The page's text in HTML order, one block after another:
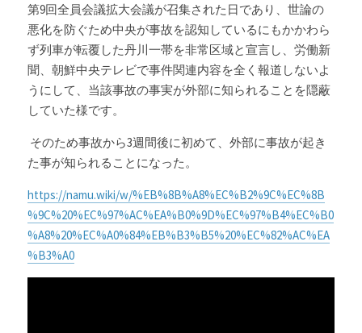
第9回全員会議拡大会議が召集された日であり、世論の
悪化を防ぐため中央が事故を認知しているにもかかわら
ず列車が転覆した丹川一帯を非常区域と宣言し、労働新
聞、朝鮮中央テレビで事件関連内容を全く報道しないよ
うにして、当該事故の事実が外部に知られることを隠蔽
していた様です。
た事が知られることになった。
https://namu.wiki/w/%EB%8B%A8%EC%B2%9C%EC%8B
%9C%20%EC%97%AC%EA%B0%9D%EC%97%B4%EC%B0
%A8%20%EC%A0%84%EB%B3%B5%20%EC%82%AC%EA
%B3%A0